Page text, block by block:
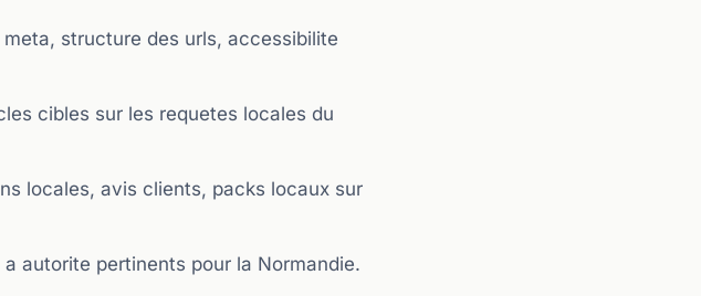
structure des urls, accessibilite
cibles sur les requetes locales du
locales, avis clients, packs locaux sur
autorite pertinents pour la Normandie.